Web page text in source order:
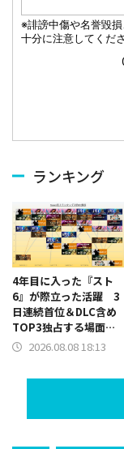
ランキング
4年目に入った『スト
6』が際立った活躍 3
日連続首位＆DLC含め
TOP3独占する場面
も Steam(8/1～8/7)
2026.08.08 18:13